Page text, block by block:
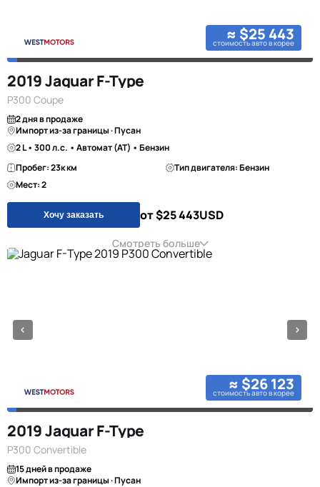
≈ $25 443
стоимость авто в корее
2019 Jaguar F-Type
P300 Coupe
2 дня в продаже
Импорт из-за границы · Пусан
2 L • 300 л.с. • Автомат (AT) • Бензин
Пробег: 23к км
Тип двигателя: Бензин
Мест: 2
Хочу заказать от $25 443USD
Смотреть больше
≈ $26 123
стоимость авто в корее
2019 Jaguar F-Type
P300 Convertible
15 дней в продаже
Импорт из-за границы · Пусан